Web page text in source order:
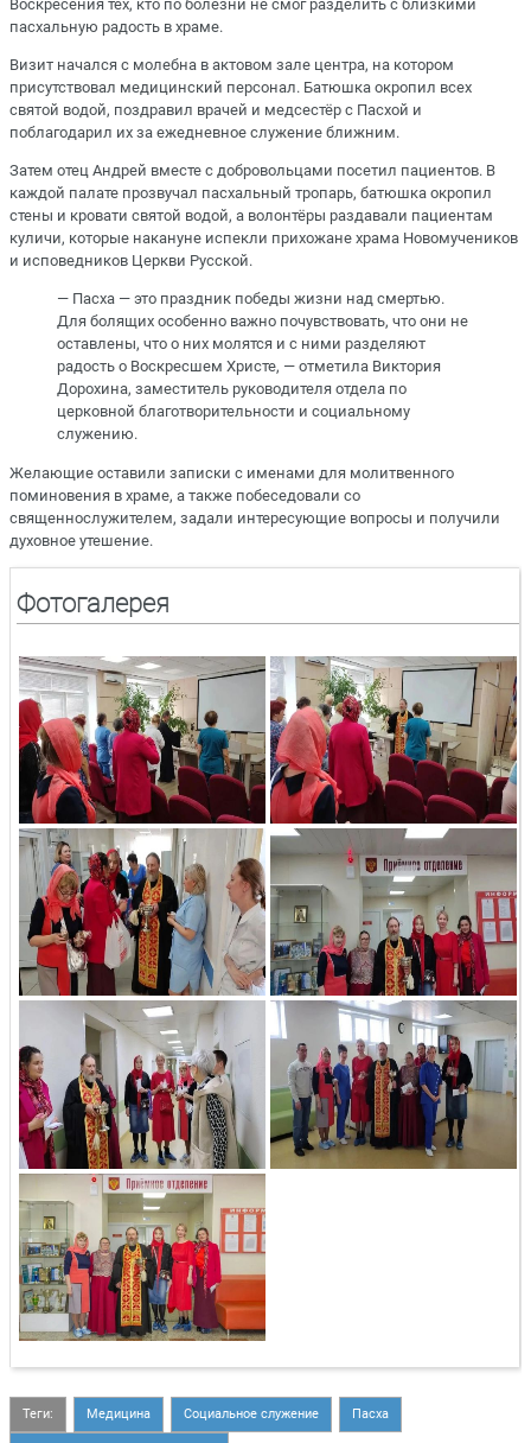
Воскресения тех, кто по болезни не смог разделить с близкими
пасхальную радость в храме.
Визит начался с молебна в актовом зале центра, на котором
присутствовал медицинский персонал. Батюшка окропил всех
святой водой, поздравил врачей и медсестёр с Пасхой и
поблагодарил их за ежедневное служение ближним.
Затем отец Андрей вместе с добровольцами посетил пациентов. В
каждой палате прозвучал пасхальный тропарь, батюшка окропил
стены и кровати святой водой, а волонтёры раздавали пациентам
куличи, которые накануне испекли прихожане храма Новомучеников
и исповедников Церкви Русской.
— Пасха — это праздник победы жизни над смертью.
Для болящих особенно важно почувствовать, что они не
оставлены, что о них молятся и с ними разделяют
радость о Воскресшем Христе, — отметила Виктория
Дорохина, заместитель руководителя отдела по
церковной благотворительности и социальному
служению.
Желающие оставили записки с именами для молитвенного
поминовения в храме, а также побеседовали со
священнослужителем, задали интересующие вопросы и получили
духовное утешение.
Фотогалерея
Теги: Медицина Социальное служение Пасха